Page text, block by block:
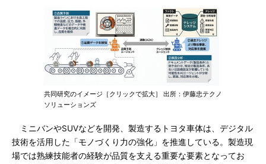
共同研究のイメージ［クリックで拡大］ 出所：伊藤忠テクノ
ソリューションズ
ミニバンやSUVなどを開発、製造するトヨタ車体は、デジタル
技術を活用した「モノづくり力の強化」を推進している。製造現
場では熟練技能者の経験が品質を支える重要な要素となってお